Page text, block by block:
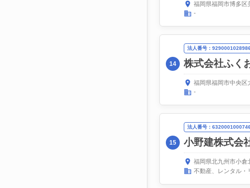
福岡県福岡市博多
-
14
法人番号：
株式会社ふく
福岡県福岡市中央区
-
15
法人番号：
小野建株式会
福岡県北九州市小倉
不動産、レンタル・